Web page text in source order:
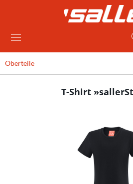
Oberteile
T-Shirt